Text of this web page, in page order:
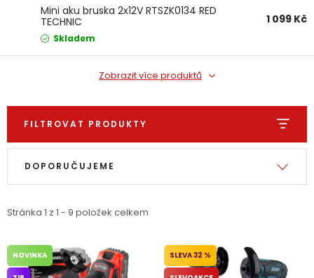
Autodoplňky
Vánoce
Fotovoltaika
Výprodej
Mini aku bruska 2x12V RTSZK0134 RED
TECHNIC
1 099 Kč
Skladem
Zobrazit více produktů
FILTROVAT PRODUKTY
Výpis produktů
Stránka 1 z 1 - 9 položek celkem
Řazení produktů
DOPORUČUJEME
NOVINKA 32 %